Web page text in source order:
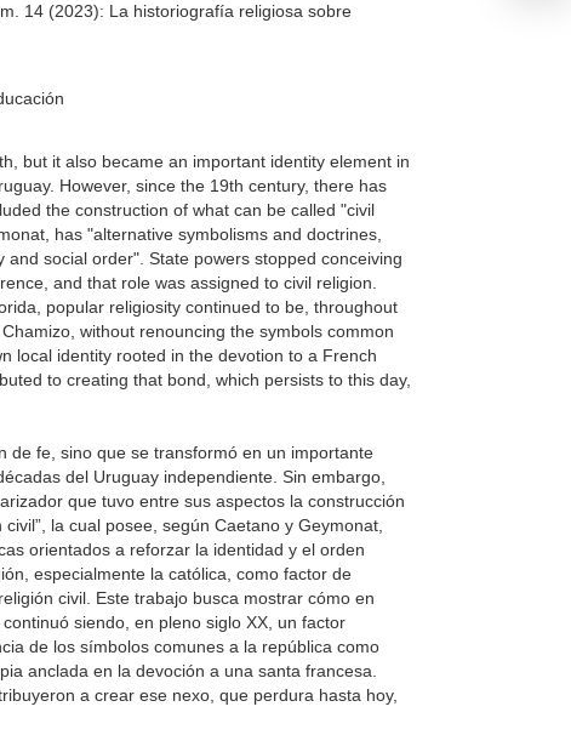
14 (2023): La historiografía religiosa sobre
but it also became an important identity element in
However, since the 19th century, there has
the construction of what can be called "civil
has "alternative symbolisms and doctrines,
social order". State powers stopped conceiving
and that role was assigned to civil religion.
popular religiosity continued to be, throughout
without renouncing the symbols common
local identity rooted in the devotion to a French
to creating that bond, which persists to this day,
de fe, sino que se transformó en un importante
del Uruguay independiente. Sin embargo,
que tuvo entre sus aspectos la construcción
la cual posee, según Caetano y Geymonat,
orientados a reforzar la identidad y el orden
especialmente la católica, como factor de
civil. Este trabajo busca mostrar cómo en
siendo, en pleno siglo XX, un factor
de los símbolos comunes a la república como
anclada en la devoción a una santa francesa.
a crear ese nexo, que perdura hasta hoy,